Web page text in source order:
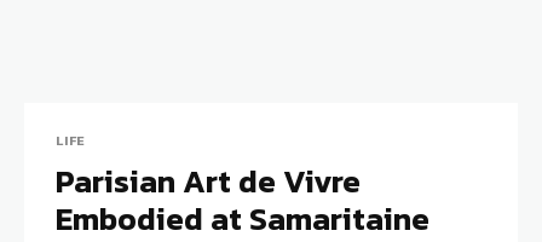
LIFE
Parisian Art de Vivre
Embodied at Samaritaine